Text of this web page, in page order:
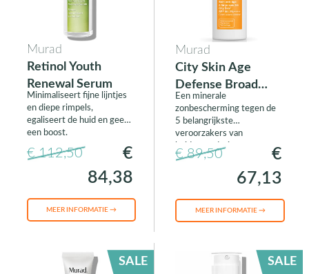
Murad
Retinol Youth
Renewal Serum
Minimaliseert fijne lijntjes
en diepe rimpels,
egaliseert de huid en geeft
een boost.
€ 112,50
€
84,38
MEER INFORMATIE →
Murad
City Skin Age
Defense Broad
Spectrum SPF50
PA++++
Een minerale
zonbescherming tegen de
5 belangrijkste
veroorzakers van
huidveroudering.
€ 89,50
€
67,13
MEER INFORMATIE →
SALE SALE